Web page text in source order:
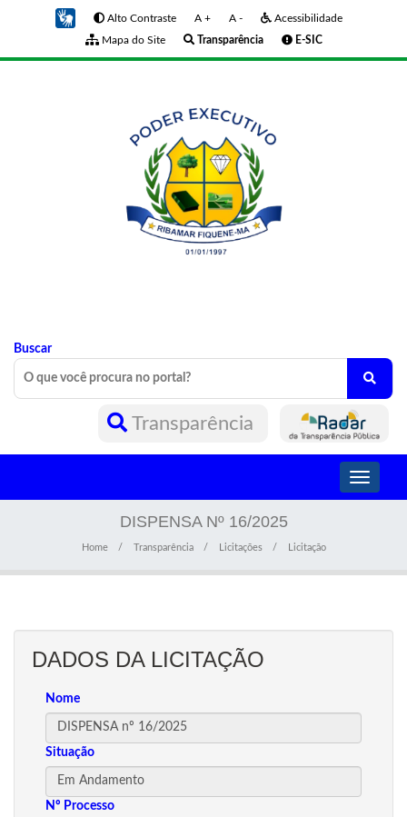
Alto Contraste A + A -
Acessibilidade
Mapa do Site
Transparência E-SIC
Buscar
Transparência
Toggle
DISPENSA Nº 16/2025
Home Transparência Licitações Licitação
DADOS DA LICITAÇÃO
Nome
Situação
Nº Processo